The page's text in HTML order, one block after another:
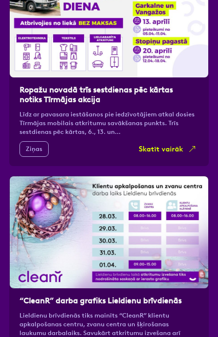
Ropažu novadā trīs sestdienas pēc kārtas
notiks Tīrmājas akcija
Līdz ar pavasara iestāšanos pie iedzīvotājiem atkal dosies
Tīrmājas mobilais atkritumu savākšanas punkts. Trīs
sestdienas pēc kārtas, 6., 13. un…
Ziņas Skatīt vairāk
“CleanR” darba grafiks Lieldienu brīvdienās
Lieldienu brīvdienās tiks mainīts “CleanR” klientu
apkalpošanas centru, zvanu centra un šķirošanas
laukumu darbalaiks. Savukārt atkritumu izvešana arī